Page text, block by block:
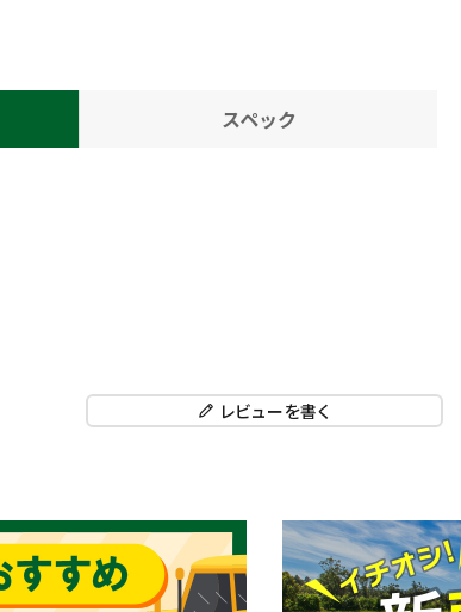
スペック
レビューを書く